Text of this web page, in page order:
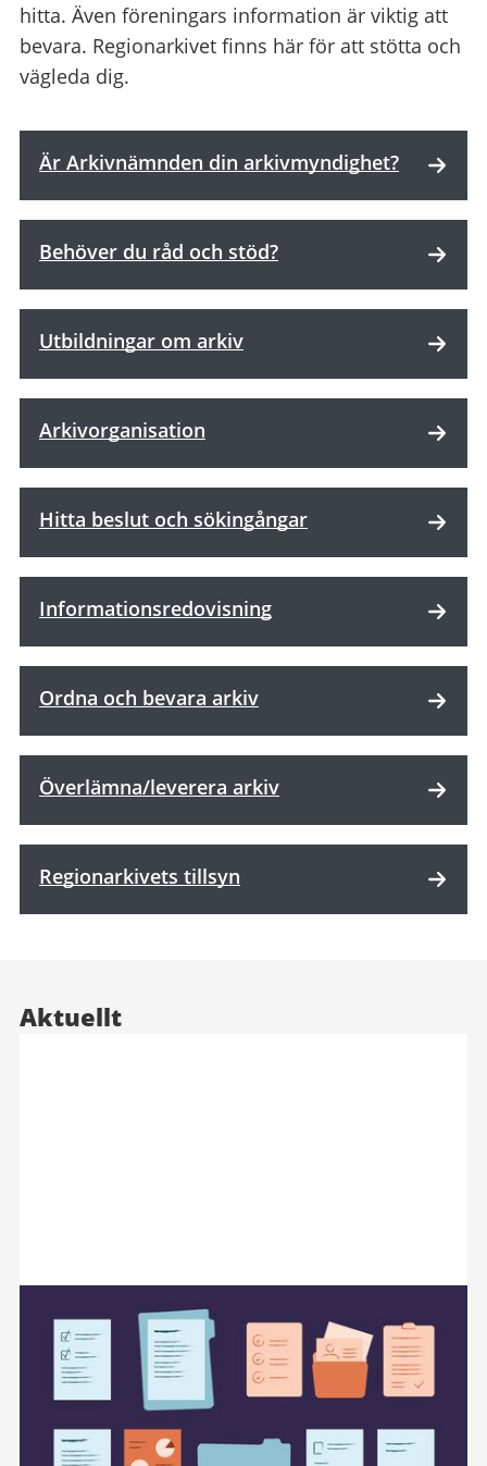
hitta. Även föreningars information är viktig att
bevara. Regionarkivet finns här för att stötta och
vägleda dig.
Är Arkivnämnden din arkivmyndighet?
Behöver du råd och stöd?
Utbildningar om arkiv
Arkivorganisation
Hitta beslut och sökingångar
Informationsredovisning
Ordna och bevara arkiv
Överlämna/leverera arkiv
Regionarkivets tillsyn
Aktuellt